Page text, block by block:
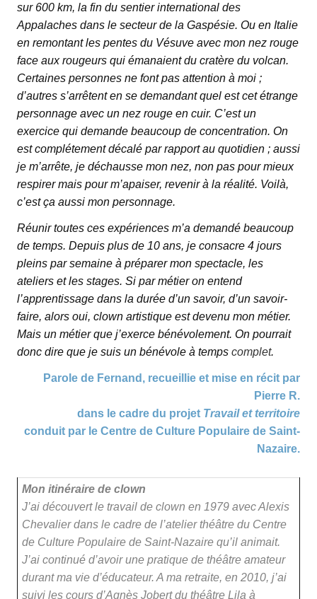
sur 600 km, la fin du sentier international des
Appalaches dans le secteur de la Gaspésie. Ou en Italie
en remontant les pentes du Vésuve avec mon nez rouge
face aux rougeurs qui émanaient du cratère du volcan.
Certaines personnes ne font pas attention à moi ;
d’autres s’arrêtent en se demandant quel est cet étrange
personnage avec un nez rouge en cuir. C’est un
exercice qui demande beaucoup de concentration. On
est complétement décalé par rapport au quotidien ; aussi
je m’arrête, je déchausse mon nez, non pas pour mieux
respirer mais pour m’apaiser, revenir à la réalité. Voilà,
c’est ça aussi mon personnage.
Réunir toutes ces expériences m’a demandé beaucoup
de temps. Depuis plus de 10 ans, je consacre 4 jours
pleins par semaine à préparer mon spectacle, les
ateliers et les stages. Si par métier on entend
l’apprentissage dans la durée d’un savoir, d’un savoir-
faire, alors oui, clown artistique est devenu mon métier.
Mais un métier que j’exerce bénévolement. On pourrait
donc dire que je suis un bénévole à temps complet.
Parole de Fernand, recueillie et mise en récit par
Pierre R.
dans le cadre du projet Travail et territoire
conduit par le Centre de Culture Populaire de Saint-
Nazaire.
Mon itinéraire de clown
J’ai découvert le travail de clown en 1979 avec Alexis
Chevalier dans le cadre de l’atelier théâtre du Centre
de Culture Populaire de Saint-Nazaire qu’il animait.
J’ai continué d’avoir une pratique de théâtre amateur
durant ma vie d’éducateur. A ma retraite, en 2010, j’ai
suivi les cours d’Agnès Jobert du théâtre Lila à